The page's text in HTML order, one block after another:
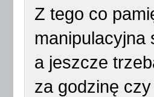
Z tego co
manipulacyjna
a jeszcze
za godzinę